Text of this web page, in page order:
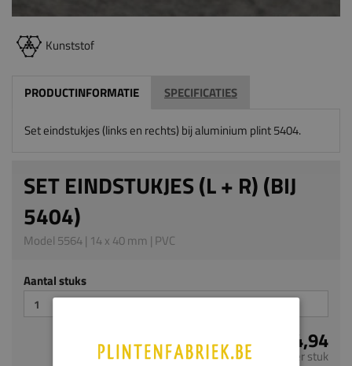
Kunststof
PRODUCTINFORMATIE SPECIFICATIES
Set eindstukjes (links en rechts) bij aluminium plint 5404.
SET EINDSTUKJES (L + R) (BIJ
5404)
Model 5564 | 14 x 40 mm | PVC
Aantal stuks
€ 4,94
per stuk